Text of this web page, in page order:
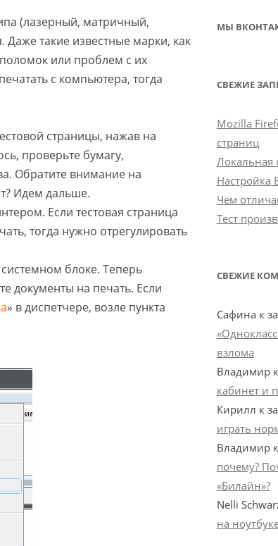
(лазерный, матричный,
такие известные марки, как
поломок или проблем с их
с компьютера, тогда
страницы, нажав на
проверьте бумагу,
Обратите внимание на
Идем дальше.
Если тестовая страница
тогда нужно отрегулировать
блоке. Теперь
документы на печать. Если
» в диспетчере, возле пункта
МЫ
СВЕЖИЕ
Mozilla
страниц
Локальная
Настройка
Чем
Тест
СВЕЖИЕ
Сафинак
взлома
Владимир
кабинет и
Кирилл к
играть
Владимир
почему?
«Билайн»?
Nelli
на